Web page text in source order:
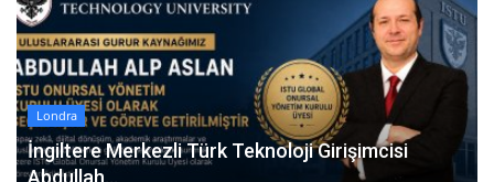
Londra
İngiltere Merkezli Türk Teknoloji Girişimcisi
Abdullah...